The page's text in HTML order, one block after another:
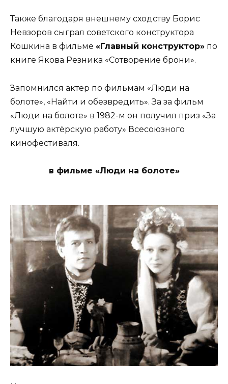
Также благодаря внешнему сходству Борис
Невзоров сыграл советского конструктора
Кошкина в фильме «Главный конструктор» по
книге Якова Резника «Сотворение брони».
Запомнился актер по фильмам «Люди на
болоте», «Найти и обезвредить». За за фильм
«Люди на болоте» в 1982-м он получил приз «За
лучшую актёрскую работу» Всесоюзного
кинофестиваля.
в фильме «Люди на болоте»